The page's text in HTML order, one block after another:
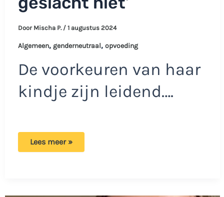
Door Mischa P. / 1 augustus 2024
Algemeen, genderneutraal, opvoeding
De voorkeuren van haar
kindje zijn leidend….
Ouders
Lees meer »